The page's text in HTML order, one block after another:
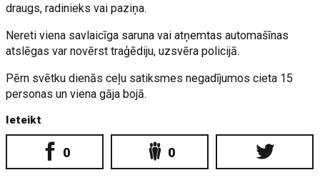
draugs, radinieks vai paziņa.
Nereti viena savlaicīga saruna vai atņemtas automašīnas
atslēgas var novērst traģēdiju, uzsvēra policijā.
Pērn svētku dienās ceļu satiksmes negadījumos cieta 15
personas un viena gāja bojā.
Ieteikt
0 0